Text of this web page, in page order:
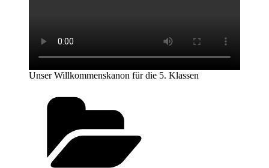
Unser Willkommenskanon für die 5. Klassen